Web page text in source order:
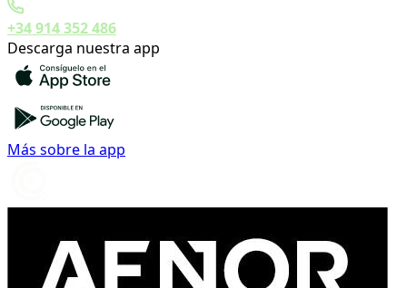
+34 914 352 486
Descarga nuestra app
Más sobre la app